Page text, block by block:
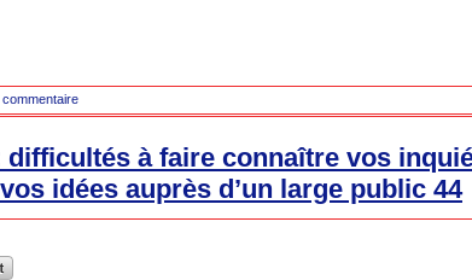
difficultés à faire connaître vos
idées auprès d’un large public 44